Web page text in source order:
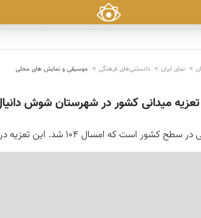
نمای ایران دانستنی‌های فرهنگی موسیقی و نمایش های محلی
تعزیه میدانی كشور در شهرستان شوش
صدمین سال برگزاری ثبت ملی شد و به عنوان یكی از ...